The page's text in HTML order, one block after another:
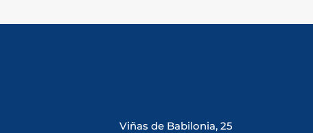
Viñas de Babilonia, 25